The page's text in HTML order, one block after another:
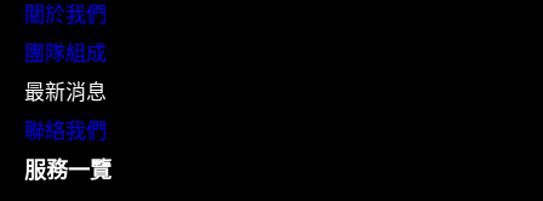
關於我們
團隊組成
最新消息
聯絡我們
服務一覽